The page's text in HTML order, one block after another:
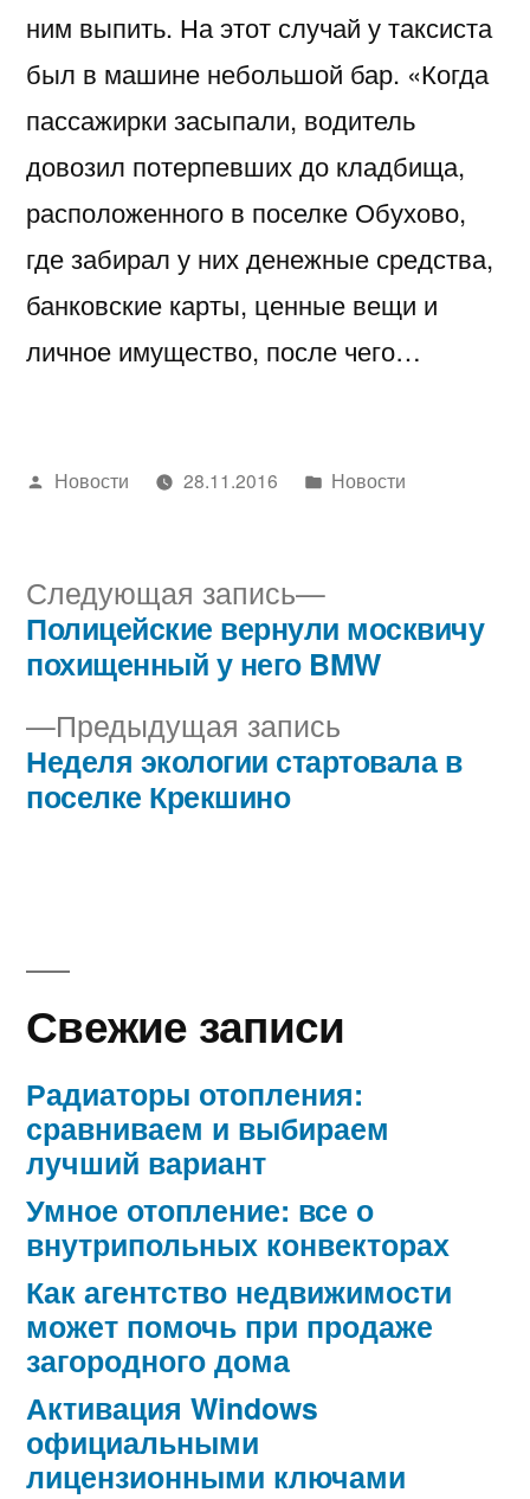
ним выпить. На этот случай у таксиста
был в машине небольшой бар. «Когда
пассажирки засыпали, водитель
довозил потерпевших до кладбища,
расположенного в поселке Обухово,
где забирал у них денежные средства,
банковские карты, ценные вещи и
личное имущество, после чего…
Написано
Новости 28.11.2016
Написано
Новости
Навигация
записям
Предыдущая запись
запись:
Неделя экологии стартовала в
поселке Крекшино
Следующая запись
Следующая
запись:
Полицейские вернули москвичу
похищенный у него BMW
Свежие записи
Радиаторы отопления:
сравниваем и выбираем
лучший вариант
Умное отопление: все о
внутрипольных конвекторах
Как агентство недвижимости
может помочь при продаже
загородного дома
Активация Windows
официальными
лицензионными ключами